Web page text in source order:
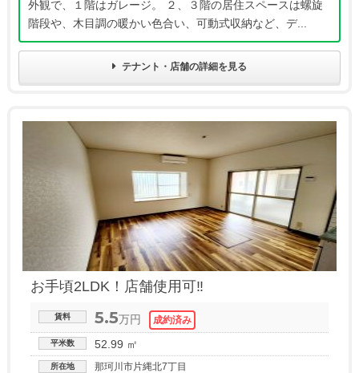
外観で、１階はガレージ。 ２、３階の居住スペースは螺旋
階段や、木目調の暖かい色合い、可動式収納など、デ...
テナント・店舗の詳細を見る
お手頃2LDK！店舗使用可‼
賃料 5.5万円
平米数 52.99 ㎡
所在地 那珂川市片縄北7丁目